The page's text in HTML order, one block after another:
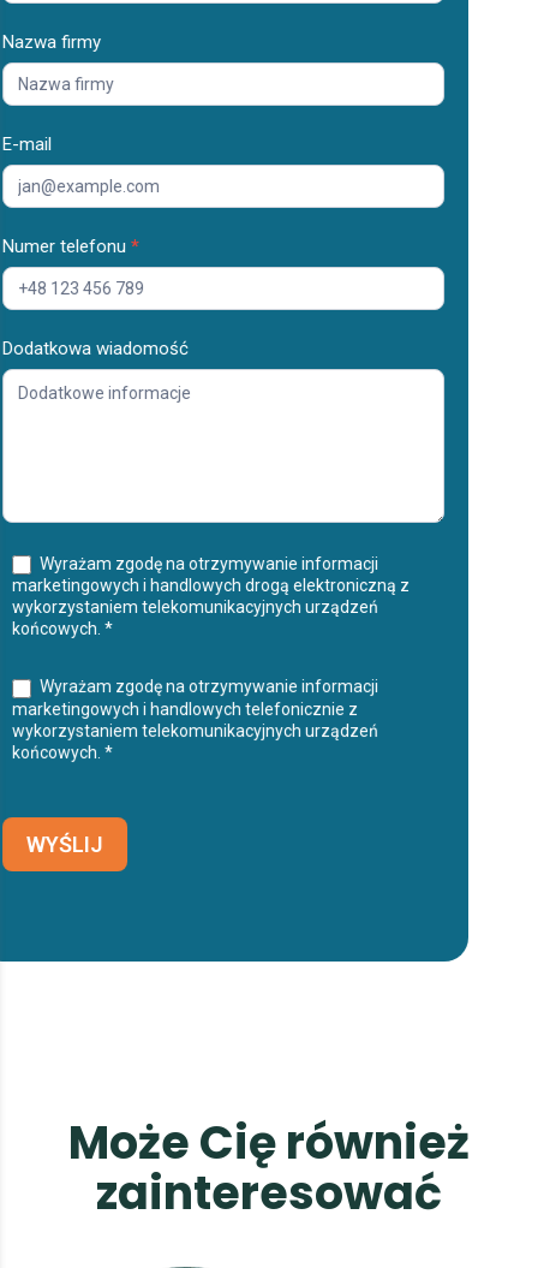
Nazwa firmy
E-mail
Numer telefonu*
Dodatkowa wiadomość
Wyrażam zgodę na otrzymywanie informacji
marketingowych i handlowych drogą elektroniczną z
wykorzystaniem telekomunikacyjnych urządzeń
końcowych. *
Wyrażam zgodę na otrzymywanie informacji
marketingowych i handlowych telefonicznie z
wykorzystaniem telekomunikacyjnych urządzeń
końcowych. *
WYŚLIJ
MożeCięrównież
zainteresować